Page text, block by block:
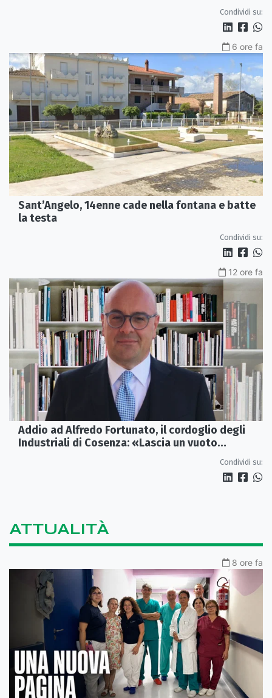
Condividi su:
6 ore fa
Sant’Angelo, 14enne cade nella fontana e batte
la testa
Condividi su:
12 ore fa
Addio ad Alfredo Fortunato, il cordoglio degli
Industriali di Cosenza: «Lascia un vuoto
Condividi su:
ATTUALITÀ
8 ore fa